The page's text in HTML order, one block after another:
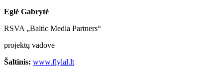
Eglė Gabrytė
RSVA „Baltic Media Partners“
projektų vadovė
Šaltinis: www.flylal.lt